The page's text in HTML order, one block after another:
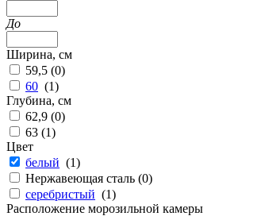
До
Ширина, см
59,5 (0)
60 (1)
Глубина, см
62,9 (0)
63 (1)
Цвет
белый (1)
Нержавеющая сталь (0)
серебристый (1)
Расположение морозильной камеры